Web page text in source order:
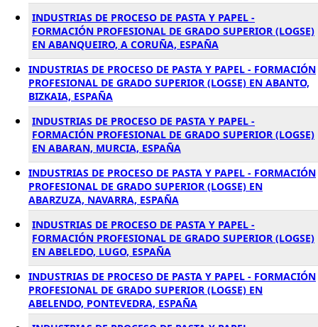
INDUSTRIAS DE PROCESO DE PASTA Y PAPEL -
FORMACIÓN PROFESIONAL DE GRADO SUPERIOR (LOGSE)
EN ABANQUEIRO, A CORUÑA, ESPAÑA
INDUSTRIAS DE PROCESO DE PASTA Y PAPEL - FORMACIÓN
PROFESIONAL DE GRADO SUPERIOR (LOGSE) EN ABANTO,
BIZKAIA, ESPAÑA
INDUSTRIAS DE PROCESO DE PASTA Y PAPEL -
FORMACIÓN PROFESIONAL DE GRADO SUPERIOR (LOGSE)
EN ABARAN, MURCIA, ESPAÑA
INDUSTRIAS DE PROCESO DE PASTA Y PAPEL - FORMACIÓN
PROFESIONAL DE GRADO SUPERIOR (LOGSE) EN
ABARZUZA, NAVARRA, ESPAÑA
INDUSTRIAS DE PROCESO DE PASTA Y PAPEL -
FORMACIÓN PROFESIONAL DE GRADO SUPERIOR (LOGSE)
EN ABELEDO, LUGO, ESPAÑA
INDUSTRIAS DE PROCESO DE PASTA Y PAPEL - FORMACIÓN
PROFESIONAL DE GRADO SUPERIOR (LOGSE) EN
ABELENDO, PONTEVEDRA, ESPAÑA